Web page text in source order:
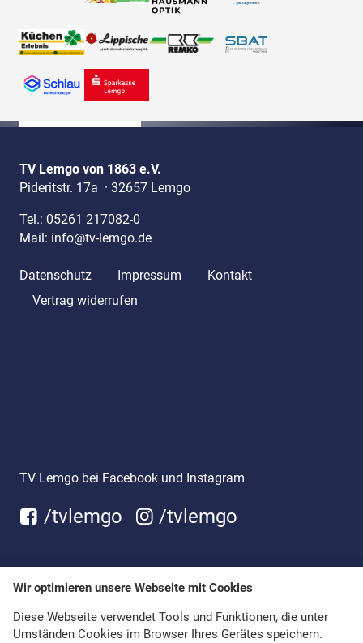
TV Lemgo von 1863 e.V.
Pideritstr. 17a · 32657 Lemgo
Tel.: 05261 217082-0
Mail: info@tv-lemgo.de
Datenschutz Impressum
Kontakt
Vertrag widerrufen
TV Lemgo bei Facebook und Instagram
/tvlemgo /tvlemgo
Wir optimieren unsere Webseite mit Cookies
Diese Webseite verwendet Tools und Funktionen, die unter
Umständen Cookies im Browser Ihres Gerätes speichern.